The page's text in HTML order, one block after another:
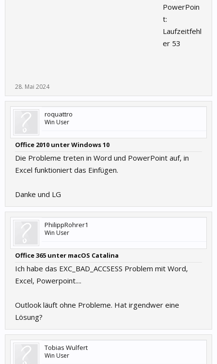
PowerPoin
t:
Laufzeitfehl
er 53
28. Mai 2024
roquattro
Win User
Office 2010 unter Windows 10
Die Probleme treten in Word und PowerPoint auf, in
Excel funktioniert das Einfügen.
Danke und LG
PhilippRohrer1
Win User
Office 365 unter macOS Catalina
Ich habe das EXC_BAD_ACCSESS Problem mit Word,
Excel, Powerpoint....
Outlook läuft ohne Probleme. Hat irgendwer eine
Lösung?
Tobias Wulfert
Win User